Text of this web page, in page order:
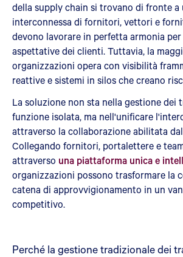
della supply chain si trovano di fronte a
interconnessa di fornitori, vettori e
devono lavorare in perfetta armonia
aspettative dei clienti. Tuttavia, la
organizzazioni opera con visibilità
reattive e sistemi in silos che creano
La soluzione non sta nella gestione dei
funzione isolata, ma nell'unificare
attraverso la collaborazione abilitata
Collegando fornitori, portalettere e
attraverso una piattaforma unica e
organizzazioni possono trasformare la
catena di approvvigionamento in un
competitivo.
Perché la gestione tradizionale dei